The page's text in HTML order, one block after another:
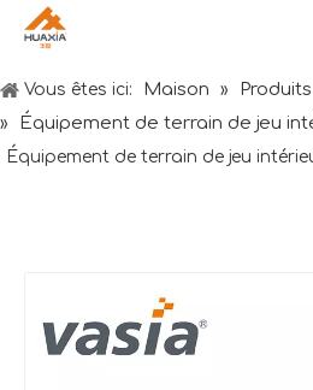
Vous êtes ici: Maison » Produits
» Équipement de terrain de jeu
Équipement de terrain de jeu